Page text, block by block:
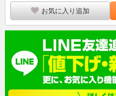
お気に入り追加